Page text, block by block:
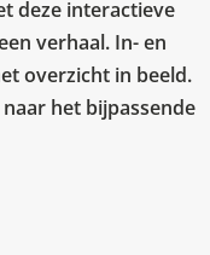
deze interactieve
verhaal. In- en
overzicht in beeld.
het bijpassende